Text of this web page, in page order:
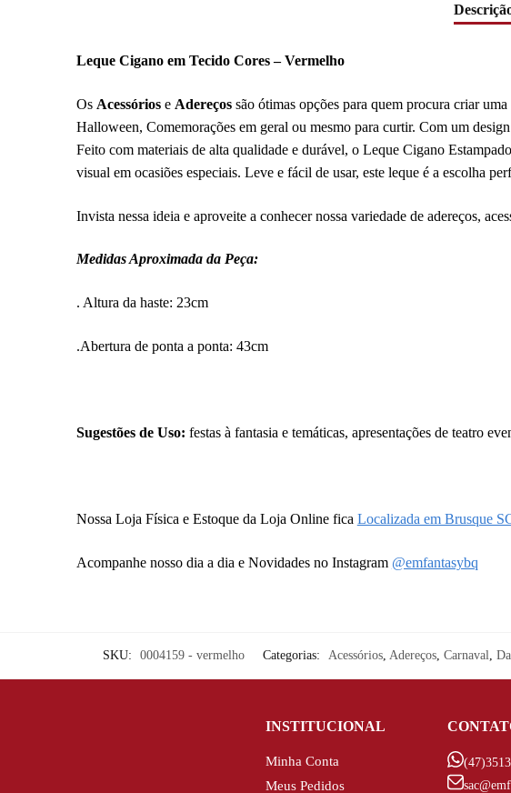
Leque Cigano em Tecido Cores – Vermelho
Os Acessóriose Adereços são ótimas opções para quem procura criar
Halloween, Comemorações em geral ou mesmo para curtir. Com um
Feito com materiais de alta qualidade e durável, o Leque Cigano
visual em ocasiões especiais. Leve e fácil de usar, este leque é a escolha
Invista nessa ideia e aproveite a conhecer nossa variedade de adereços,
Medidas Aproximada da Peça:
. Altura da haste: 23cm
.Abertura de ponta a ponta: 43cm
Sugestões de Uso: festas à fantasia e temáticas, apresentações de teatro
Nossa Loja Física e Estoque da Loja Online fica Localizada em Brusque
Acompanhe nosso dia a dia e Novidades no Instagram @emfantasybq
SKU: 0004159 - vermelho Categorias: Acessórios, Adereços, Carnaval,
INSTITUCIONAL
Minha Conta
Meus Pedidos